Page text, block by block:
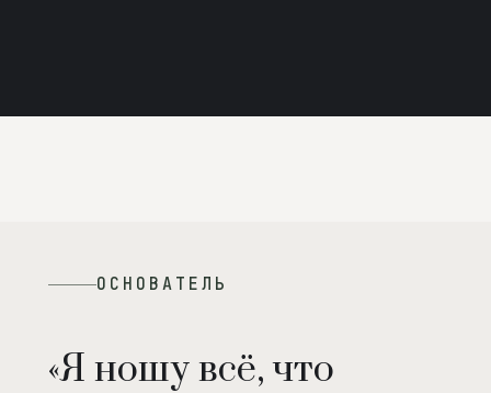
ОСНОВАТЕЛЬ
«Я ношу всё, что